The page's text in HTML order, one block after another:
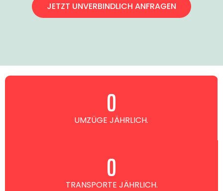
JETZT UNVERBINDLICH ANFRAGEN
UMZÜGE JÄHRLICH.
0
TRANSPORTE JÄHRLICH.
0